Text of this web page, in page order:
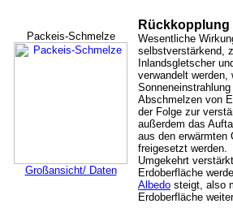
Packeis-Schmelze
Großansicht/ Daten
Rückkopplung
Wesentliche
selbstverstärkend,
Inlandsgletscher
verwandelt werden,
Abschmelzen von
der Folge zur
außerdem das
aus den erwärmten
freigesetzt werden.
Umgekehrt
Erdoberfläche
Albedo steigt, also
Erdoberfläche